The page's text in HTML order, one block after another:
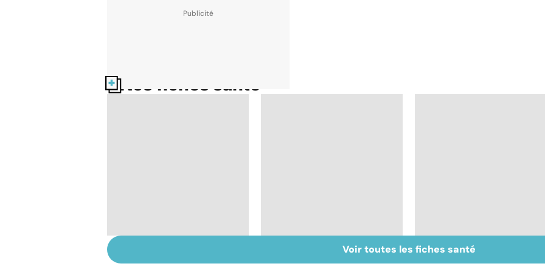
Nos fiches santé
infections
Inflammation des
amygdales : que faire
Suicide : prévenir le
passage à l'acte
Voir toutes les fiches santé